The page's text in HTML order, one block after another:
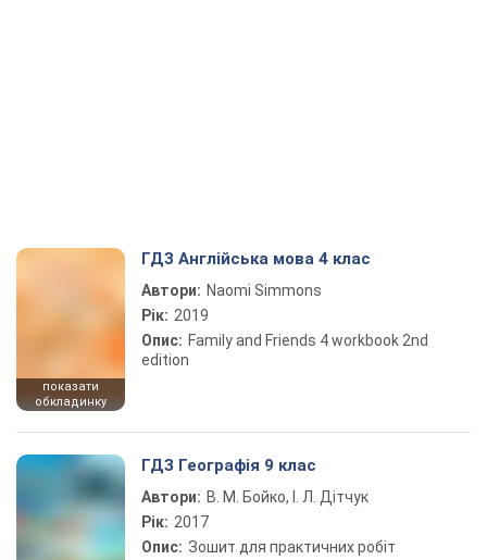
показати
обкладинку
ГДЗ Англійська мова 4 клас
Автори: Naomi Simmons
Рік: 2019
Опис: Family and Friends 4 workbook 2nd
edition
ГДЗ Географія 9 клас
Автори: В. М. Бойко, І. Л. Дітчук
Рік: 2017
Опис: Зошит для практичних робіт